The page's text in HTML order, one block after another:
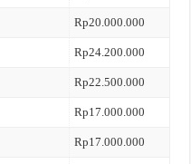
Rp20.000.000
Rp24.200.000
Rp22.500.000
Rp17.000.000
Rp17.000.000